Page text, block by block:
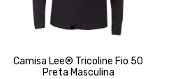
Camisa Lee® Tricoline Fio 50
Preta Masculina